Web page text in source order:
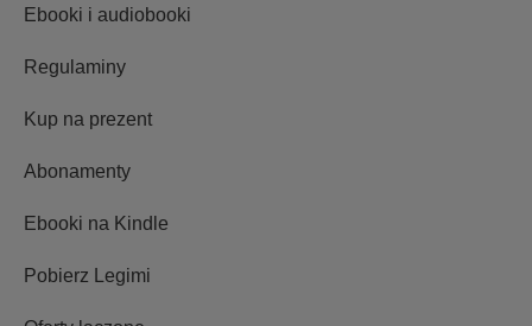
Ebooki i audiobooki
Regulaminy
Kup na prezent
Abonamenty
Ebooki na Kindle
Pobierz Legimi